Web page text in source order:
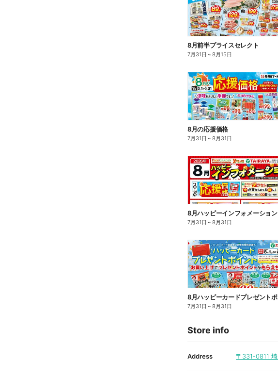
8月前半プライスセレクト
7月31日 ～8月15日
8月の応援価格
7月31日 ～8月31日
8月ハッピーインフォメーション
7月31日 ～8月31日
7月31日 ～8月31日
Store info
Address 〒331-0811